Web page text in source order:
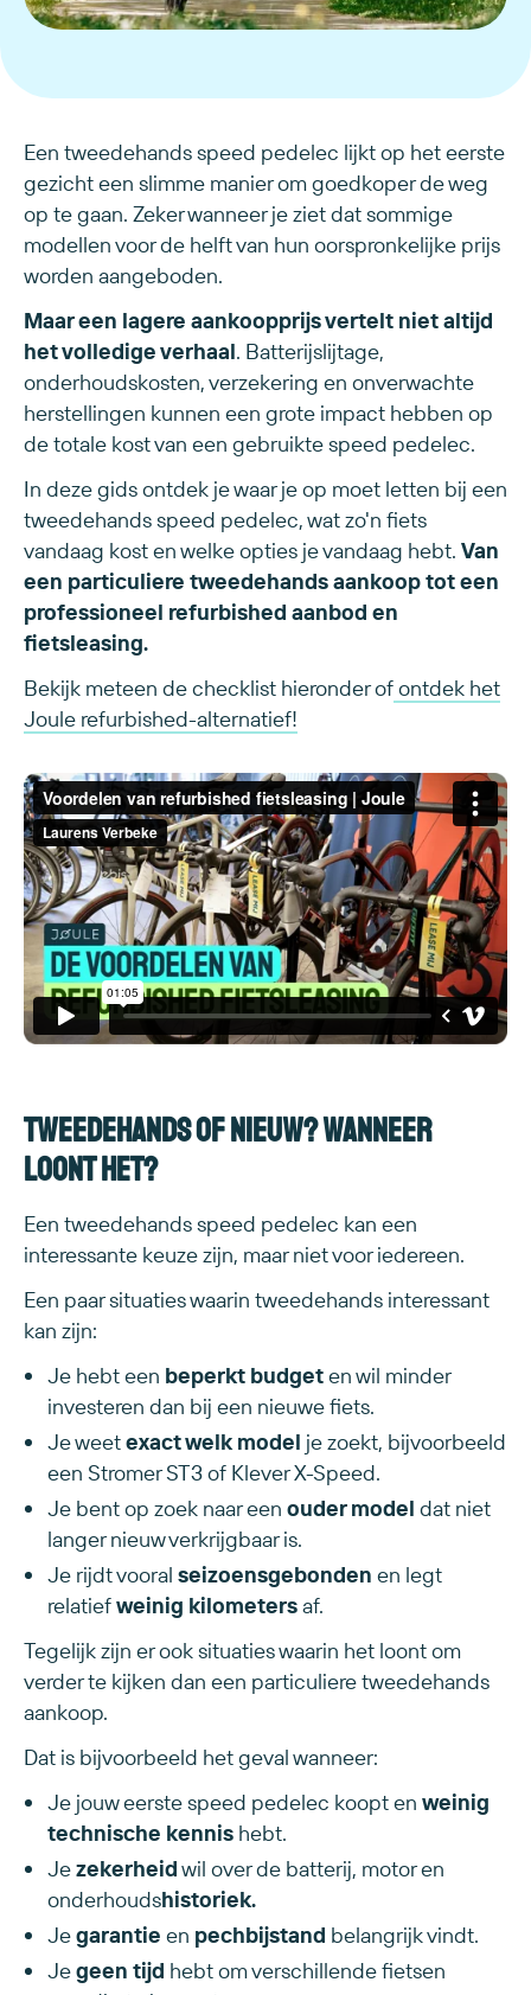
Een tweedehands speed pedelec lijkt op het eerste
gezicht een slimme manier om goedkoper de weg
op te gaan. Zeker wanneer je ziet dat sommige
modellen voor de helft van hun oorspronkelijke prijs
worden aangeboden.
Maar een lagere aankoopprijs vertelt niet altijd
het volledige verhaal. Batterijslijtage,
onderhoudskosten, verzekering en onverwachte
herstellingen kunnen een grote impact hebben op
de totale kost van een gebruikte speed pedelec.
In deze gids ontdek je waar je op moet letten bij een
tweedehands speed pedelec, wat zo'n fiets
vandaag kost en welke opties je vandaag hebt. Van
een particuliere tweedehands aankoop tot een
professioneel refurbished aanbod en
fietsleasing.
Bekijk meteen de checklist hieronder ofontdek het
Joule refurbished-alternatief!
Tweedehands of nieuw? Wanneer
loont het?
Een tweedehands speed pedelec kan een
interessante keuze zijn, maar niet voor iedereen.
Een paar situaties waarin tweedehands interessant
kan zijn:
Je hebt een beperkt budgeten wil minder
investeren dan bij een nieuwe fiets.
Je weetexact welk model je zoekt, bijvoorbeeld
een Stromer ST3 of Klever X-Speed.
Je bent op zoek naar een ouder model dat niet
langer nieuw verkrijgbaar is.
Je rijdt vooral seizoensgebonden en legt
relatiefweinig kilometersaf.
Tegelijk zijn er ook situaties waarin het loont om
verder te kijken dan een particuliere tweedehands
aankoop.
Dat is bijvoorbeeld het geval wanneer:
Je jouw eerste speed pedelec koopt en weinig
technische kennis hebt.
Jezekerheidwil over de batterij, motor en
onderhoudshistoriek.
Jegarantie en pechbijstand belangrijk vindt.
Jegeen tijd hebt om verschillende fietsen